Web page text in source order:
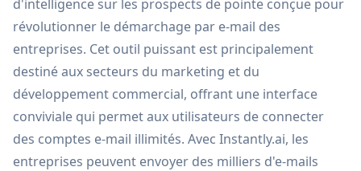
d'intelligence sur les prospects de pointe conçue pour
révolutionner le démarchage par e-mail des
entreprises. Cet outil puissant est principalement
destiné aux secteurs du marketing et du
développement commercial, offrant une interface
conviviale qui permet aux utilisateurs de connecter
des comptes e-mail illimités. Avec Instantly.ai, les
entreprises peuvent envoyer des milliers d'e-mails